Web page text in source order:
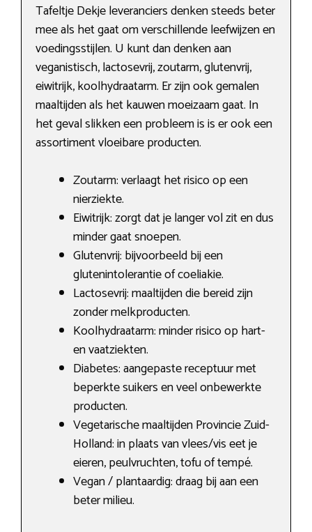
Tafeltje Dekje leveranciers denken steeds beter
mee als het gaat om verschillende leefwijzen en
voedingsstijlen. U kunt dan denken aan
veganistisch, lactosevrij, zoutarm, glutenvrij,
eiwitrijk, koolhydraatarm. Er zijn ook gemalen
maaltijden als het kauwen moeizaam gaat. In
het geval slikken een probleem is is er ook een
assortiment vloeibare producten.
Zoutarm: verlaagt het risico op een
nierziekte.
Eiwitrijk: zorgt dat je langer vol zit en dus
minder gaat snoepen.
Glutenvrij: bijvoorbeeld bij een
glutenintolerantie of coeliakie.
Lactosevrij: maaltijden die bereid zijn
zonder melkproducten.
Koolhydraatarm: minder risico op hart-
en vaatziekten.
Diabetes: aangepaste receptuur met
beperkte suikers en veel onbewerkte
producten.
Vegetarische maaltijden Provincie Zuid-
Holland: in plaats van vlees/vis eet je
eieren, peulvruchten, tofu of tempé.
Vegan / plantaardig: draag bij aan een
beter milieu.